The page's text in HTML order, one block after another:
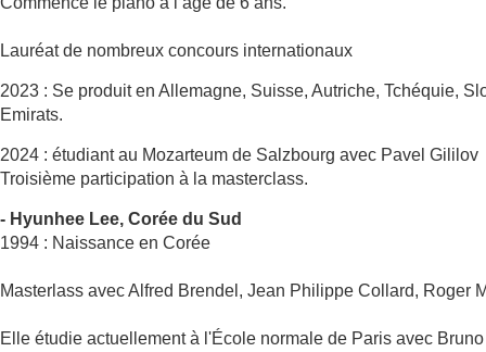
Lauréat de nombreux concours internationaux
2023 : Se produit en Allemagne, Suisse, Autriche, Tchéquie,
Emirats.
2024 : étudiant au Mozarteum de Salzbourg avec Pavel Gililov
Troisième participation à la masterclass.
- Hyunhee Lee, Corée du Sud
1994 : Naissance en Corée
Masterlass avec Alfred Brendel, Jean Philippe Collard, Roger
Elle étudie actuellement à l'École normale de Paris avec